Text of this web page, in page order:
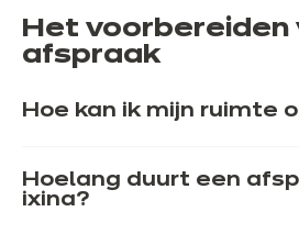
Het voorbereiden
afspraak
Hoe kan ik mijn ruimte
Hoelang duurt een
ixina?